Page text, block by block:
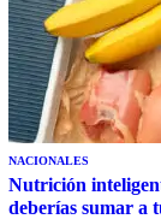
NACIONALES
Nutrición
deberías sumar a